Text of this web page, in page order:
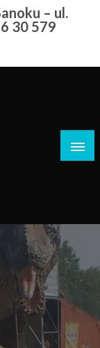
– ul.
30 579